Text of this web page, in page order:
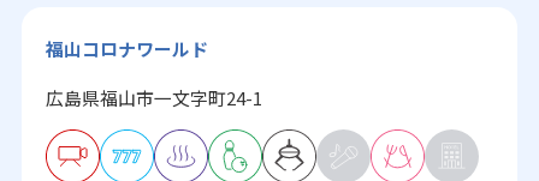
福山コロナワールド
広島県福山市一文字町24-1